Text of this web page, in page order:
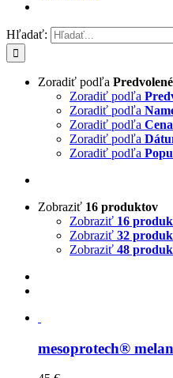
Hľadať:
Zoradiť podľa
Zoradiť podľa
Zoradiť podľa
Zoradiť podľa Cena
Zoradiť podľa
Zoradiť podľa
Zobraziť 16 produktov
Zobraziť 16
Zobraziť 32
Zobraziť 48
mesoprotech®